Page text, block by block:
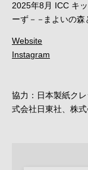
2025年8月 ICC キ
ーず －－ まよいの
Website
Instagram
協力：日本製紙ク
式会社日東社、株